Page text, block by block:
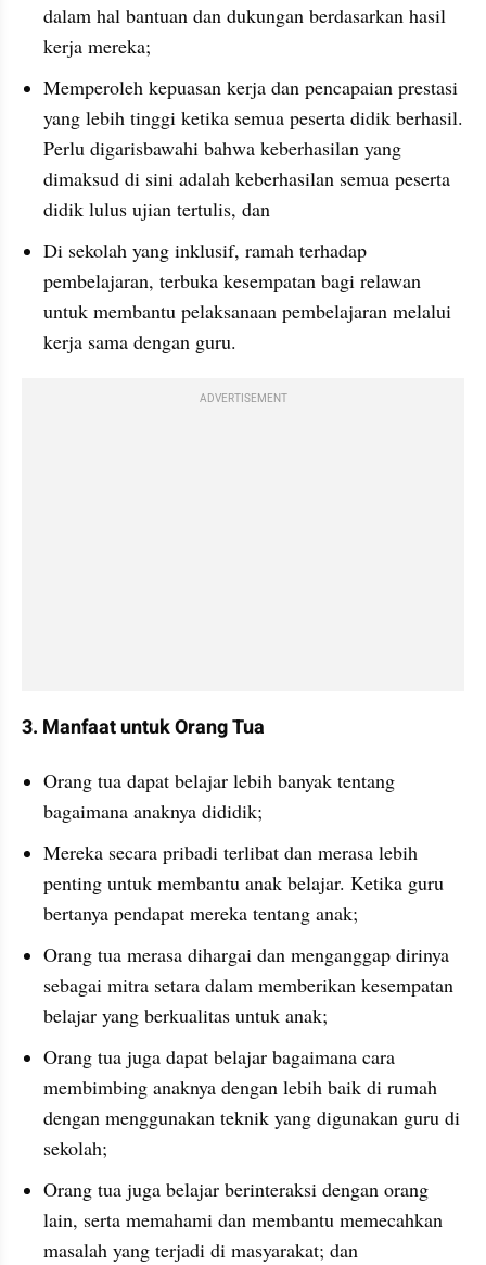
dalam hal bantuan dan dukungan berdasarkan hasil
kerja mereka;
Memperoleh kepuasan kerja dan pencapaian prestasi
yang lebih tinggi ketika semua peserta didik berhasil.
Perlu digarisbawahi bahwa keberhasilan yang
dimaksud di sini adalah keberhasilan semua peserta
didik lulus ujian tertulis, dan
Di sekolah yang inklusif, ramah terhadap
pembelajaran, terbuka kesempatan bagi relawan
untuk membantu pelaksanaan pembelajaran melalui
kerja sama dengan guru.
ADVERTISEMENT
3. Manfaat untuk Orang Tua
Orang tua dapat belajar lebih banyak tentang
bagaimana anaknya dididik;
Mereka secara pribadi terlibat dan merasa lebih
penting untuk membantu anak belajar. Ketika guru
bertanya pendapat mereka tentang anak;
Orang tua merasa dihargai dan menganggap dirinya
sebagai mitra setara dalam memberikan kesempatan
belajar yang berkualitas untuk anak;
Orang tua juga dapat belajar bagaimana cara
membimbing anaknya dengan lebih baik di rumah
dengan menggunakan teknik yang digunakan guru di
sekolah;
Orang tua juga belajar berinteraksi dengan orang
lain, serta memahami dan membantu memecahkan
masalah yang terjadi di masyarakat; dan